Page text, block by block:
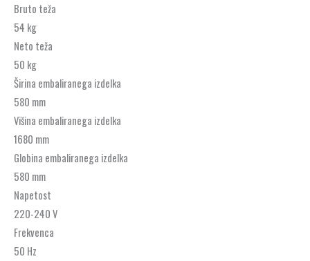
Bruto teža
54 kg
Neto teža
50 kg
Širina embaliranega izdelka
580 mm
Višina embaliranega izdelka
1680 mm
Globina embaliranega izdelka
580 mm
Napetost
220-240 V
Frekvenca
50 Hz